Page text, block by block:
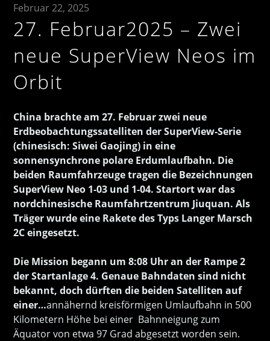
Februar 22, 2025
27. Februar2025 – Zwei
neue SuperView Neos im
Orbit
China brachte am 27. Februar zwei neue
Erdbeobachtungssatelliten der SuperView-Serie
(chinesisch: Siwei Gaojing) in eine
sonnensynchrone polare Erdumlaufbahn. Die
beiden Raumfahrzeuge tragen die Bezeichnungen
SuperView Neo 1-03 und 1-04. Startort war das
nordchinesische Raumfahrtzentrum Jiuquan. Als
Träger wurde eine Rakete des Typs Langer Marsch
2C eingesetzt.
Die Mission begann um 8:08 Uhr an der Rampe 2
der Startanlage 4. Genaue Bahndaten sind nicht
bekannt, doch dürften die beiden Satelliten auf
einer…annähernd kreisförmigen Umlaufbahn in 500
Kilometern Höhe bei einer Bahnneigung zum
Äquator von etwa 97 Grad abgesetzt worden sein.